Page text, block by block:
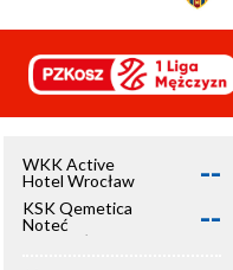
WKK Active
Hotel Wrocław
--
KSK Qemetica
Noteć
Inowrocław
--